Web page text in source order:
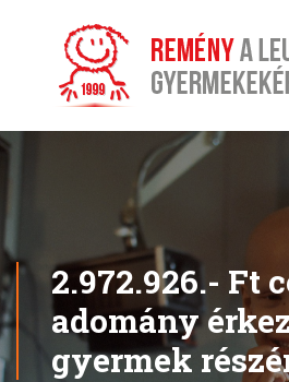
2.972.926.- Ft
adomány
gyermek